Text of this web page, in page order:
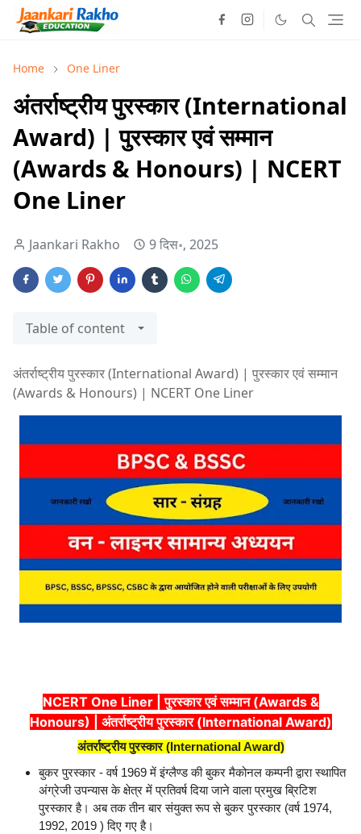
Home One Liner
अंतर्राष्ट्रीय पुरस्कार (International
Award) | पुरस्कार एवं सम्मान
(Awards & Honours) | NCERT
One Liner
Jaankari Rakho 9 दिस॰, 2025
Table of content
अंतर्राष्ट्रीय पुरस्कार (International Award) | पुरस्कार एवं सम्मान
(Awards & Honours) | NCERT One Liner
NCERT One Liner | पुरस्कार एवं सम्मान (Awards &
Honours) | अंतर्राष्ट्रीय पुरस्कार (International Award)
अंतर्राष्ट्रीय पुरस्कार (International Award)
बुकर पुरस्कार - वर्ष 1969 में इंग्लैण्ड की बुकर मैकोनल कम्पनी द्वारा स्थापित
अंग्रेजी उपन्यास के क्षेत्र में प्रतिवर्ष दिया जाने वाला प्रमुख ब्रिटिश
पुरस्कार है। अब तक तीन बार संयुक्त रूप से बुकर पुरस्कार (वर्ष 1974,
1992, 2019 ) दिए गए है।